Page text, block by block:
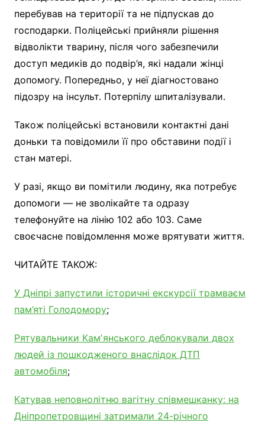
перебував на території та не підпускав до
господарки. Поліцейські прийняли рішення
відволікти тварину, після чого забезпечили
доступ медиків до подвір’я, які надали жінці
допомогу. Попередньо, у неї діагностовано
підозру на інсульт. Потерпілу шпиталізували.
Також поліцейські встановили контактні дані
доньки та повідомили її про обставини події і
стан матері.
У разі, якщо ви помітили людину, яка потребує
допомоги — не зволікайте та одразу
телефонуйте на лінію 102 або 103. Саме
своєчасне повідомлення може врятувати життя.
ЧИТАЙТЕ ТАКОЖ:
У Дніпрі запустили історичні екскурсії трамваєм
пам’яті Голодомору;
Рятувальники Камʼянського деблокували двох
людей із пошкодженого внаслідок ДТП
автомобіля;
Катував неповнолітню вагітну співмешканку: на
Дніпропетровщині затримали 24-річного